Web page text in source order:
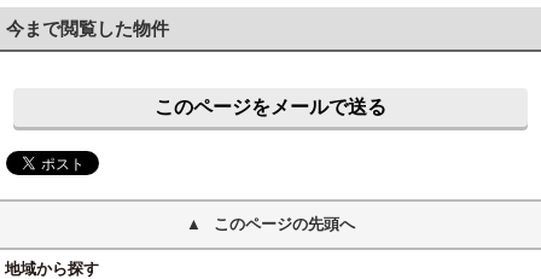
今まで閲覧した物件
このページをメールで送る
このページの先頭へ
地域から探す